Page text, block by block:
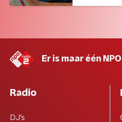
Er is maar één
Radio
DJ’s